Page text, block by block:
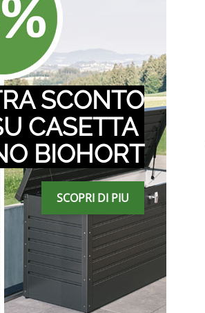
SCONTO
CASETTA
BIOHORT
SCOPRI DI PIU